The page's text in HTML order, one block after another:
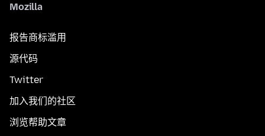
Mozilla
报告商标滥用
源代码
Twitter
加入我们的社区
浏览帮助文章